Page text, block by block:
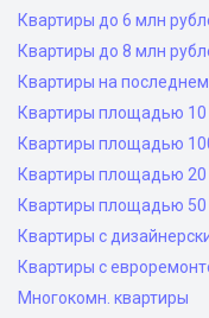
Квартиры до 6 млн
Квартиры до 8 млн
Квартиры на
Квартиры площадью 10
Квартиры площадью
Квартиры площадью 20
Квартиры площадью 50
Квартиры с
Квартиры с
Многокомн. квартиры